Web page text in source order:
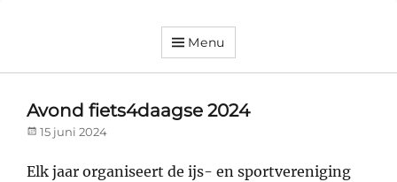
DorpsverenigingMenu
Avond fiets4daagse 2024
Posted
15 juni 2024
Elk jaar organiseert de ijs- en sportvereniging